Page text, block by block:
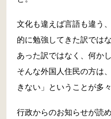
文化も違えば言語も違う
的に勉強してきた訳では
あった訳ではなく、何か
そんな外国人住民の方は
きない」ということが多
行政からのお知らせが読